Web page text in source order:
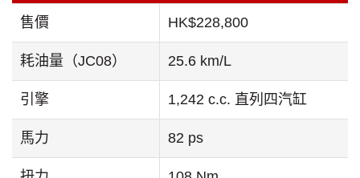
鈴木 Suzuki Solio Bandit
售價 HK$228,800
耗油量（JC08） 25.6 km/L
引擎 1,242 c.c. 直列四汽缸
馬力 82 ps